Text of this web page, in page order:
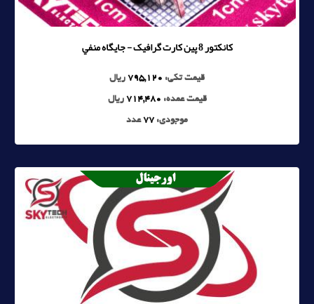
کانکتور 8 پين کارت گرافيک - جايگاه منفي
قیمت تکی: 795,120 ریال
قیمت عمده: 714,480 ریال
موجودی: 77عدد